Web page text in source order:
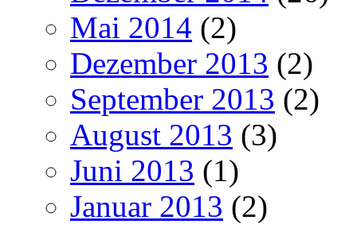
Mai 2014 (2)
Dezember 2013 (2)
September 2013 (2)
August 2013 (3)
Juni 2013 (1)
Januar 2013 (2)